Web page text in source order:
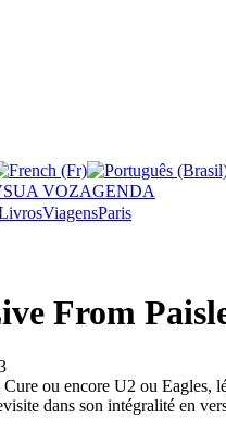
SUA VOZAGENDA
ViagensParis
From
ou encore U2 ou Eagles,
dans son intégralité en